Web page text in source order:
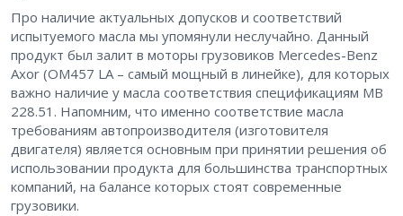
Про наличие актуальных допусков и соответствий
испытуемого масла мы упомянули неслучайно. Данный
продукт был залит в моторы грузовиков Mercedes-Benz
Axor (OM457 LA – ​самый мощный в линейке), для которых
важно наличие у масла соответствия спецификациям MB
228.51. Напомним, что именно соответствие масла
требованиям автопроизводителя (изготовителя
двигателя) является основным при принятии решения об
использовании продукта для большинства транспортных
компаний, на балансе которых стоят современные
грузовики.